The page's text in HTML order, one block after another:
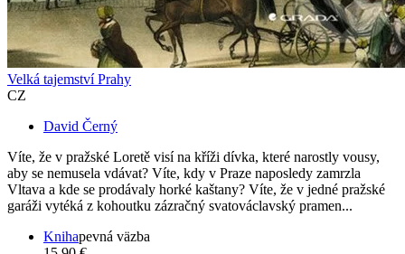
Velká tajemství Prahy
CZ
David Černý
Víte, že v pražské Loretě visí na kříži dívka, které narostly vousy,
aby se nemusela vdávat? Víte, kdy v Praze naposledy zamrzla
Vltava a kde se prodávaly horké kaštany? Víte, že v jedné pražské
garáži vytéká z kohoutku zázračný svatováclavský pramen...
Knihapevná väzba